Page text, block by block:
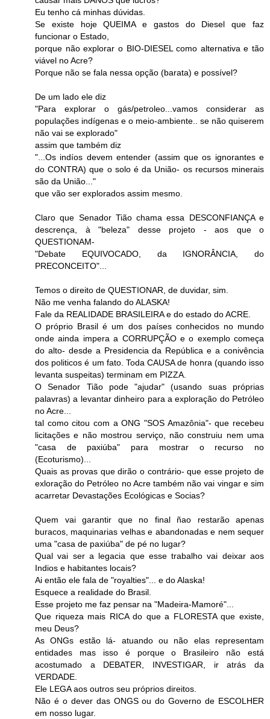
Eu tenho cá minhas dúvidas.
Se existe hoje QUEIMA e gastos do Diesel que faz
funcionar o Estado,
porque não explorar o BIO-DIESEL como alternativa e tão
viável no Acre?
Porque não se fala nessa opção (barata) e possível?
De um lado ele diz
"Para explorar o gás/petroleo...vamos considerar as
populações indígenas e o meio-ambiente.. se não quiserem
não vai se explorado"
assim que também diz
"...Os indíos devem entender (assim que os ignorantes e
do CONTRA) que o solo é da União- os recursos minerais
são da União..."
que vão ser explorados assim mesmo.
Claro que Senador Tião chama essa DESCONFIANÇA e
descrença, à "beleza" desse projeto - aos que o
QUESTIONAM-
"Debate EQUIVOCADO, da IGNORÂNCIA, do
PRECONCEITO"...
Temos o direito de QUESTIONAR, de duvidar, sim.
Não me venha falando do ALASKA!
Fale da REALIDADE BRASILEIRA e do estado do ACRE.
O próprio Brasil é um dos países conhecidos no mundo
onde ainda impera a CORRUPÇÃO e o exemplo começa
do alto- desde a Presidencia da República e a conivência
dos politicos é um fato. Toda CAUSA de honra (quando isso
levanta suspeitas) terminam em PIZZA.
O Senador Tião pode "ajudar" (usando suas próprias
palavras) a levantar dinheiro para a exploração do Petróleo
no Acre...
tal como citou com a ONG "SOS Amazônia"- que recebeu
licitações e não mostrou serviço, não construiu nem uma
"casa de paxiúba" para mostrar o recurso no
(Ecoturismo)...
Quais as provas que dirão o contrário- que esse projeto de
exloração do Petróleo no Acre também não vai vingar e sim
acarretar Devastações Ecológicas e Socias?
Quem vai garantir que no final ñao restarão apenas
buracos, maquinarias velhas e abandonadas e nem sequer
uma "casa de paxiúba" de pé no lugar?
Qual vai ser a legacia que esse trabalho vai deixar aos
Indios e habitantes locais?
Ai então ele fala de "royalties"... e do Alaska!
Esquece a realidade do Brasil.
Esse projeto me faz pensar na "Madeira-Mamoré"...
Que riqueza mais RICA do que a FLORESTA que existe,
meu Deus?
As ONGs estão lá- atuando ou não elas representam
entidades mas isso é porque o Brasileiro não está
acostumado a DEBATER, INVESTIGAR, ir atrás da
VERDADE.
Ele LEGA aos outros seu próprios direitos.
Não é o dever das ONGS ou do Governo de ESCOLHER
em nosso lugar.